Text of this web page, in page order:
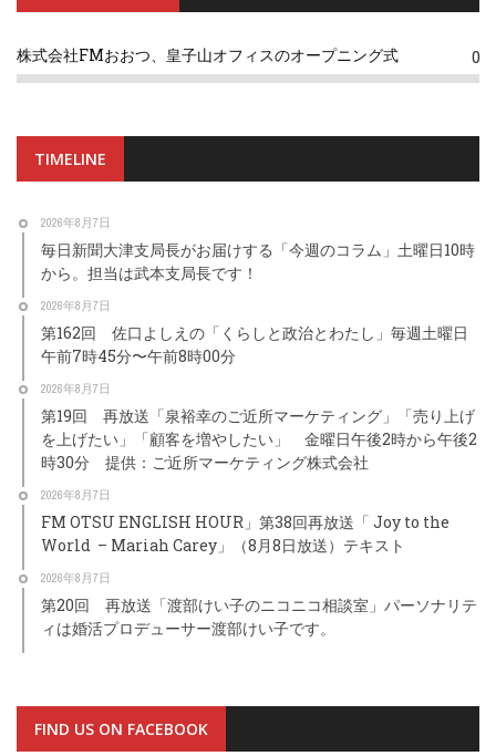
株式会社FMおおつ、皇子山オフィスのオープニング式 0
TIMELINE
2026年8月7日
毎日新聞大津支局長がお届けする「今週のコラム」土曜日10時
から。担当は武本支局長です！
2026年8月7日
第162回 佐口よしえの「くらしと政治とわたし」毎週土曜日
午前7時45分〜午前8時00分
2026年8月7日
第19回 再放送「泉裕幸のご近所マーケティング」「売り上げ
を上げたい」「顧客を増やしたい」 金曜日午後2時から午後2
時30分 提供：ご近所マーケティング株式会社
2026年8月7日
FM OTSU ENGLISH HOUR」第38回再放送「 Joy to the
World – Mariah Carey」（8月8日放送）テキスト
2026年8月7日
第20回 再放送「渡部けい子のニコニコ相談室」パーソナリテ
ィは婚活プロデューサー渡部けい子です。
FIND US ON FACEBOOK